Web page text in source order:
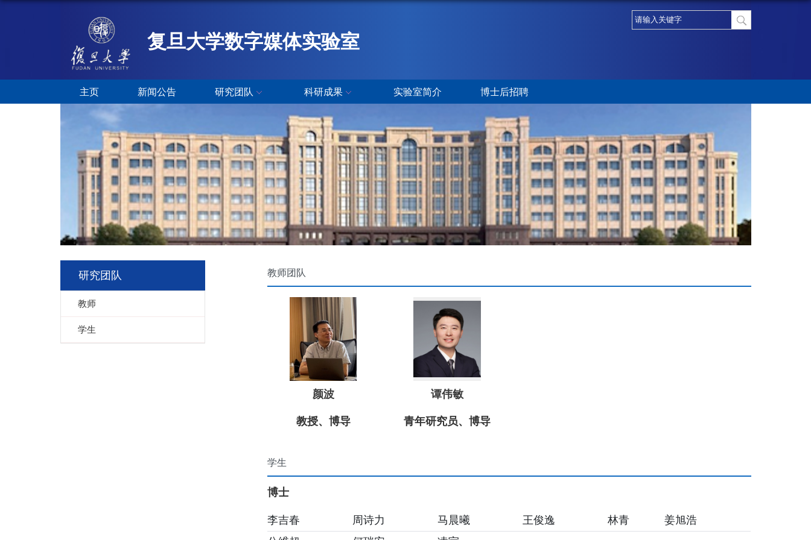
复旦大学数字媒体实验室
主页 新闻公告 研究团队 科研成果 实验室简介 博士后招聘
研究团队
教师
学生
教师团队
颜波
教授、博导
谭伟敏
青年研究员、博导
学生
博士
李吉春 周诗力 马晨曦 王俊逸 林青
姜旭浩